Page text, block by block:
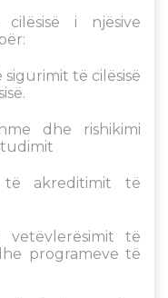
i njësive
të cilësisë
dhe rishikimi
të akreditimit të
të
programeve të